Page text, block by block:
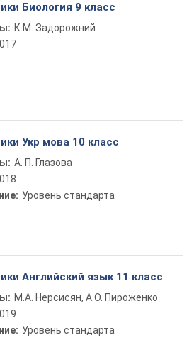
Биология 9 класс
К.М. Задорожний
Укр мова 10 класс
А. П. Глазова
Уровень стандарта
Английский язык 11 класс
М.А. Нерсисян, А.О. Пироженко
Уровень стандарта